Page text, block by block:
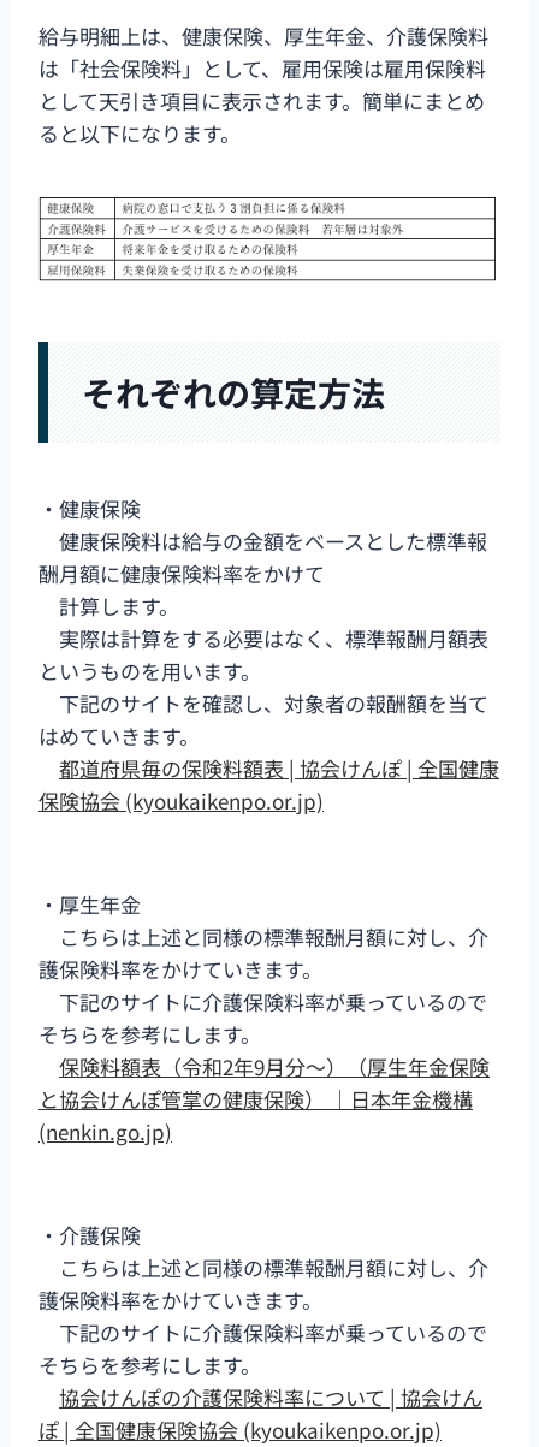
給与明細上は、健康保険、厚生年金、介護保険料
は「社会保険料」として、雇用保険は雇用保険料
として天引き項目に表示されます。簡単にまとめ
ると以下になります。
それぞれの算定方法
・健康保険
健康保険料は給与の金額をベースとした標準報
酬月額に健康保険料率をかけて
計算します。
実際は計算をする必要はなく、標準報酬月額表
というものを用います。
下記のサイトを確認し、対象者の報酬額を当て
はめていきます。
都道府県毎の保険料額表 | 協会けんぽ | 全国健康
保険協会 (kyoukaikenpo.or.jp)
・厚生年金
こちらは上述と同様の標準報酬月額に対し、介
護保険料率をかけていきます。
下記のサイトに介護保険料率が乗っているので
そちらを参考にします。
保険料額表（令和2年9月分～）（厚生年金保険
と協会けんぽ管掌の健康保険） ｜日本年金機構
(nenkin.go.jp)
・介護保険
こちらは上述と同様の標準報酬月額に対し、介
護保険料率をかけていきます。
下記のサイトに介護保険料率が乗っているので
そちらを参考にします。
協会けんぽの介護保険料率について | 協会けん
ぽ | 全国健康保険協会 (kyoukaikenpo.or.jp)